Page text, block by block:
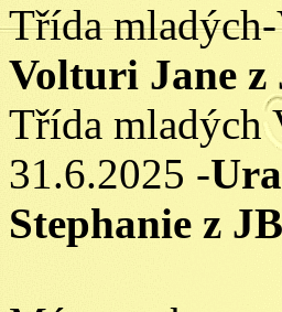
Třída
Volturi Jane z
Třída mladých
31.6.2025 -
Stephanie z